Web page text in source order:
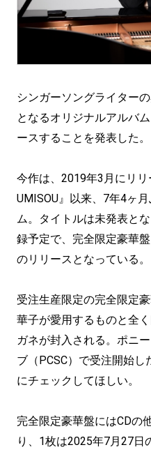
シンガーソングライター
となるオリジナルアルバ
ースすることを発表した。
今作は、2019年3月にリ
UMISOU』以来、7年4ヶ
ム。タイトルは未発表と
録予定で、完全限定豪華
のリリースとなっている。
受注生産限定の完全限定
華子が愛用するものと全
ガネが封入される。ポニ
ブ（PCSC）で受注開始
にチェックしてほしい。
完全限定豪華盤にはCDの
り、1枚は2025年7月27日